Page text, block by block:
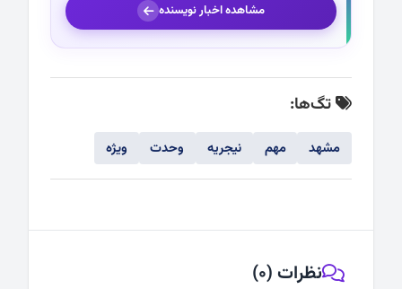
مشاهده اخبار نویسنده
تگ‌ها:
مشهد مهم نیجریه وحدت ویژه
نظرات (0)